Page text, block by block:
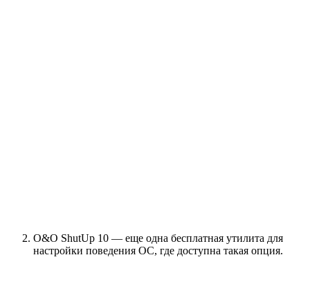
O&O ShutUp 10 — еще одна бесплатная утилита для
настройки поведения ОС, где доступна такая опция.